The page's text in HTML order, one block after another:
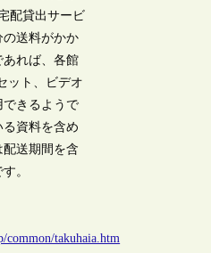
配貸出サービ
の送料がかか
あれば、各館
ット、ビデオ
きるようで
資料を含め
送期間を含
。
common/takuhaia.htm